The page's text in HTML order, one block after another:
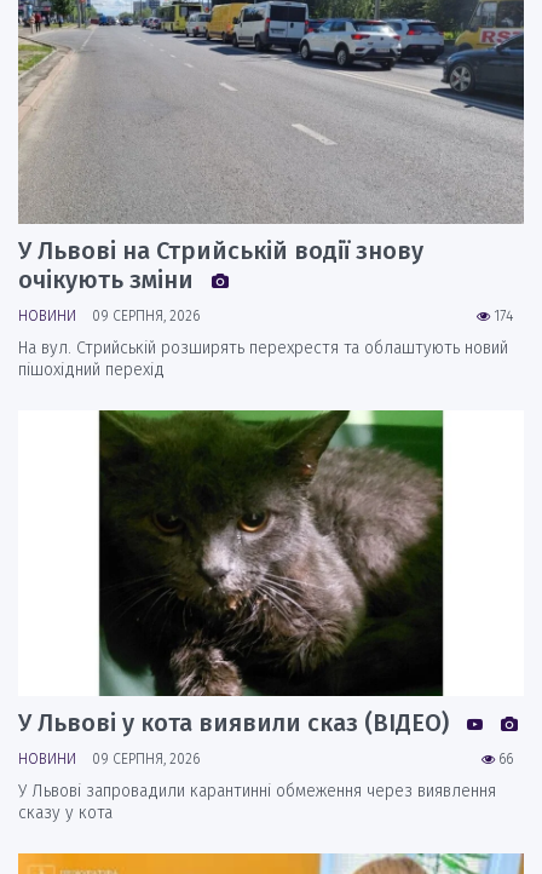
У Львові на Стрийській водії знову
очікують зміни
174
НОВИНИ 09 СЕРПНЯ, 2026
На вул. Стрийській розширять перехрестя та облаштують новий
пішохідний перехід
У Львові у кота виявили сказ (ВІДЕО)
66
НОВИНИ 09 СЕРПНЯ, 2026
У Львові запровадили карантинні обмеження через виявлення
сказу у кота